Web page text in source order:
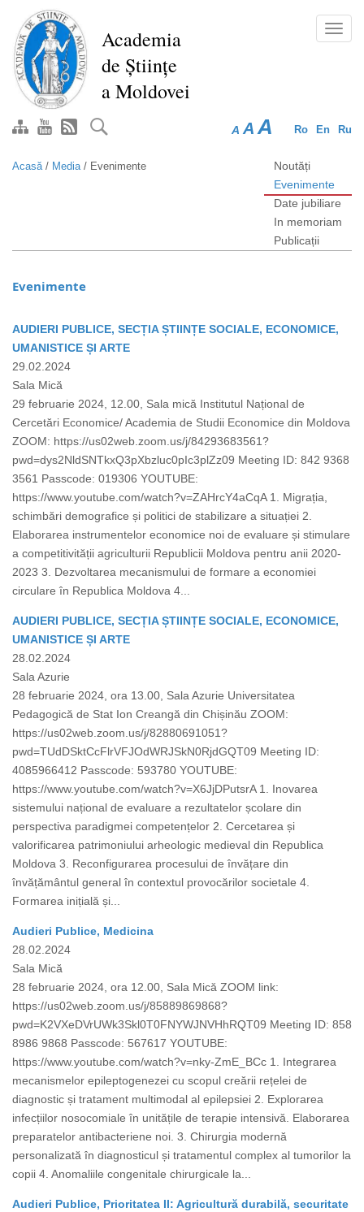
conţinutul
principal
Academia
de Științe
a Moldovei
Ro En Ru
A A A
Acasă/ Media/ Evenimente
Noutăți
Evenimente
Date jubiliare
In memoriam
Publicații
Evenimente
AUDIERI PUBLICE, SECȚIA ȘTIINȚE SOCIALE, ECONOMICE,
UMANISTICE ȘI ARTE
29.02.2024
Sala Mică
29 februarie 2024, 12.00, Sala mică Institutul Național de
Cercetări Economice/ Academia de Studii Economice din Moldova
ZOOM: https://us02web.zoom.us/j/84293683561?
pwd=dys2NldSNTkxQ3pXbzluc0pIc3plZz09 Meeting ID: 842 9368
3561 Passcode: 019306 YOUTUBE:
https://www.youtube.com/watch?v=ZAHrcY4aCqA 1. Migrația,
schimbări demografice și politici de stabilizare a situației 2.
Elaborarea instrumentelor economice noi de evaluare și stimulare
a competitivității agriculturii Republicii Moldova pentru anii 2020-
2023 3. Dezvoltarea mecanismului de formare a economiei
circulare în Republica Moldova 4...
AUDIERI PUBLICE, SECȚIA ȘTIINȚE SOCIALE, ECONOMICE,
UMANISTICE ȘI ARTE
28.02.2024
Sala Azurie
28 februarie 2024, ora 13.00, Sala Azurie Universitatea
Pedagogică de Stat Ion Creangă din Chișinău ZOOM:
https://us02web.zoom.us/j/82880691051?
pwd=TUdDSktCcFlrVFJOdWRJSkN0RjdGQT09 Meeting ID:
4085966412 Passcode: 593780 YOUTUBE:
https://www.youtube.com/watch?v=X6JjDPutsrA 1. Inovarea
sistemului național de evaluare a rezultatelor școlare din
perspectiva paradigmei competențelor 2. Cercetarea și
valorificarea patrimoniului arheologic medieval din Republica
Moldova 3. Reconfigurarea procesului de învățare din
învățământul general în contextul provocărilor societale 4.
Formarea inițială și...
Audieri Publice, Medicina
28.02.2024
Sala Mică
28 februarie 2024, ora 12.00, Sala Mică ZOOM link:
https://us02web.zoom.us/j/85889869868?
pwd=K2VXeDVrUWk3Skl0T0FNYWJNVHhRQT09 Meeting ID: 858
8986 9868 Passcode: 567617 YOUTUBE:
https://www.youtube.com/watch?v=nky-ZmE_BCc 1. Integrarea
mecanismelor epileptogenezei cu scopul creării rețelei de
diagnostic și tratament multimodal al epilepsiei 2. Explorarea
infecțiilor nosocomiale în unitățile de terapie intensivă. Elaborarea
preparatelor antibacteriene noi. 3. Chirurgia modernă
personalizată în diagnosticul și tratamentul complex al tumorilor la
copii 4. Anomaliile congenitale chirurgicale la...
Audieri Publice, Prioritatea II: Agricultură durabilă, securitate